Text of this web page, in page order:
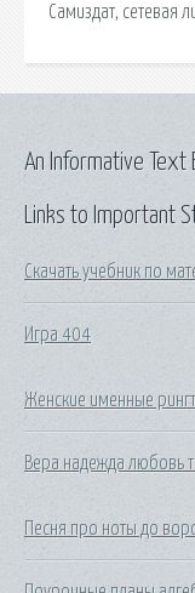
Самиздат, сетевая
Links to Important
Скачать учебник по
Игра 404
Женские именные
Вера надежда любовь
Песня про ноты до
An Informative Text